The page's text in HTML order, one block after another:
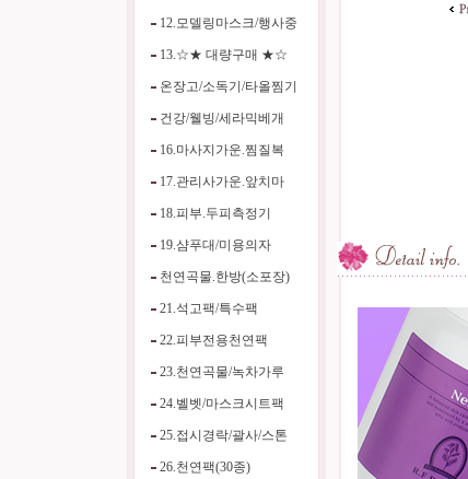
12.모델링마스크/행사중
13.☆★ 대량구매 ★☆
온장고/소독기/타올찜기
건강/웰빙/세라믹베개
16.마사지가운.찜질복
17.관리사가운.앞치마
18.피부.두피측정기
19.샴푸대/미용의자
천연곡물.한방(소포장)
21.석고팩/특수팩
22.피부전용천연팩
23.천연곡물/녹차가루
24.벨벳/마스크시트팩
25.접시경락/괄사/스톤
26.천연팩(30종)